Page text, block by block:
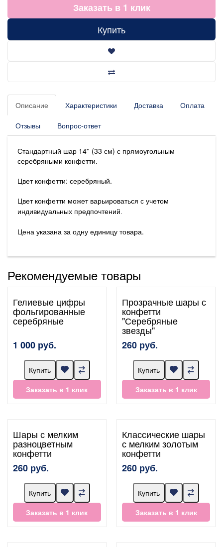
Заказать в 1 клик
Купить
Описание Характеристики Доставка Оплата
Отзывы Вопрос-ответ
Стандартный шар 14'' (33 см) с прямоугольным
серебряными конфетти.
Цвет конфетти: серебряный.
Цвет конфетти может варьироваться с учетом
индивидуальных предпочтений.
Цена указана за одну единицу товара.
Рекомендуемые товары
Гелиевые цифры
фольгированные
серебряные
1 000 руб.
Купить
Заказать в 1 клик
Прозрачные шары с
конфетти
"Серебряные
звезды"
260 руб.
Купить
Заказать в 1 клик
Шары с мелким
разноцветным
конфетти
260 руб.
Купить
Заказать в 1 клик
Классические шары
с мелким золотым
конфетти
260 руб.
Купить
Заказать в 1 клик